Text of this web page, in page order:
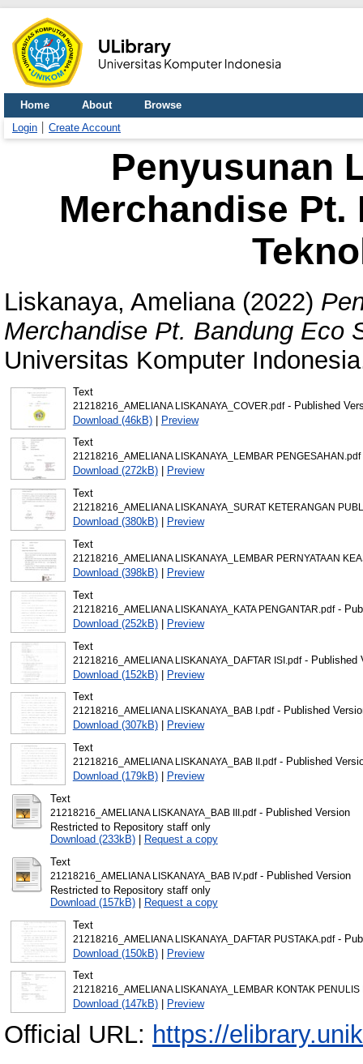
Home About
Browse
Login
Create Account
Penyusunan
Merchandise
Liskanaya, Ameliana(2022)
Merchandise Pt. Bandung Eco
Universitas Komputer
Text
21218216_AMELIANA LISKANAYA_COVER.pdf- Published
Download (46kB)| Preview
Text
21218216_AMELIANA LISKANAYA_LEMBAR PENGESAHAN.pdf
Download (272kB)|
Preview
Text
21218216_AMELIANA LISKANAYA_SURAT KETERANGAN
Download (380kB)|
Preview
Text
21218216_AMELIANA LISKANAYA_LEMBAR PERNYATAAN
Download (398kB)|
Preview
Text
21218216_AMELIANA LISKANAYA_KATA PENGANTAR.pdf-
Download (252kB)|
Preview
Text
21218216_AMELIANA LISKANAYA_DAFTAR ISI.pdf- Published
Download (152kB)| Preview
Text
21218216_AMELIANA LISKANAYA_BAB I.pdf- Published
Download (307kB)|
Preview
Text
21218216_AMELIANA LISKANAYA_BAB II.pdf- Published
Download (179kB)|
Preview
Text
21218216_AMELIANA LISKANAYA_BAB III.pdf- Published Version
Restricted to Repository staff only
Download (233kB)|
Request a copy
Text
21218216_AMELIANA LISKANAYA_BAB IV.pdf- Published Version
Restricted to Repository staff only
Download (157kB)|
Request a copy
Text
21218216_AMELIANA LISKANAYA_DAFTAR PUSTAKA.pdf-
Download (150kB)| Preview
Text
21218216_AMELIANA LISKANAYA_LEMBAR KONTAK
Download (147kB)| Preview
Official URL: https://